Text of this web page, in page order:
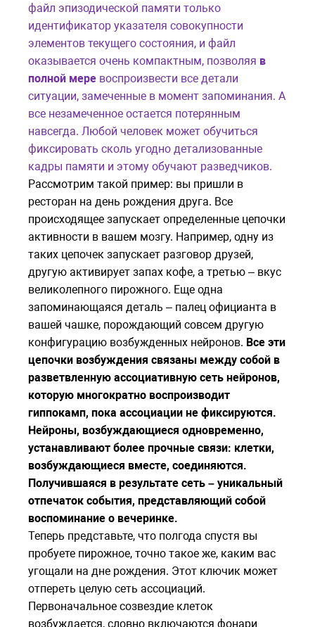
файл эпизодической памяти только
идентификатор указателя совокупности
элементов текущего состояния, и файл
оказывается очень компактным, позволяя в
полной мере воспроизвести все детали
ситуации, замеченные в момент запоминания. А
все незамеченное остается потерянным
навсегда. Любой человек может обучиться
фиксировать сколь угодно детализованные
кадры памяти и этому обучают разведчиков.
Рассмотрим такой пример: вы пришли в
ресторан на день рождения друга. Все
происходящее запускает определенные цепочки
активности в вашем мозгу. Например, одну из
таких цепочек запускает разговор друзей,
другую активирует запах кофе, а третью – вкус
великолепного пирожного. Еще одна
запоминающаяся деталь – палец официанта в
вашей чашке, порождающий совсем другую
конфигурацию возбужденных нейронов. Все эти
цепочки возбуждения связаны между собой в
разветвленную ассоциативную сеть нейронов,
которую многократно воспроизводит
гиппокамп, пока ассоциации не фиксируются.
Нейроны, возбуждающиеся одновременно,
устанавливают более прочные связи: клетки,
возбуждающиеся вместе, соединяются.
Получившаяся в результате сеть – уникальный
отпечаток события, представляющий собой
воспоминание о вечеринке.
Теперь представьте, что полгода спустя вы
пробуете пирожное, точно такое же, каким вас
угощали на дне рождения. Этот ключик может
отпереть целую сеть ассоциаций.
Первоначальное созвездие клеток
возбуждается, словно включаются фонари